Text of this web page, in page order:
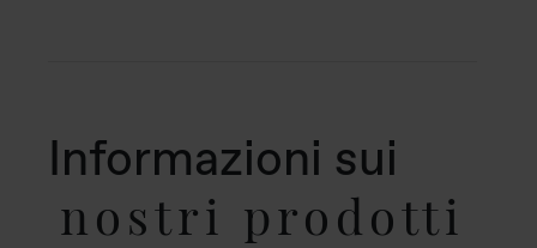
Informazioni sui
nostri prodotti